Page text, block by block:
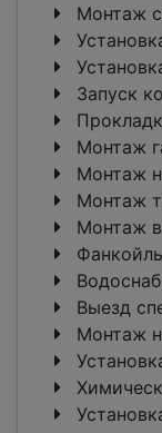
Монтаж
Запуск
Монтаж
Монтаж
Монтаж
Монтаж
Выезд
Монтаж